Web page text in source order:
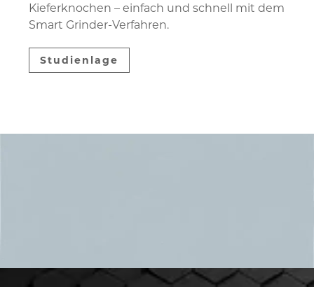
Kieferknochen – einfach und schnell mit dem
Smart Grinder-Verfahren.
Studienlage